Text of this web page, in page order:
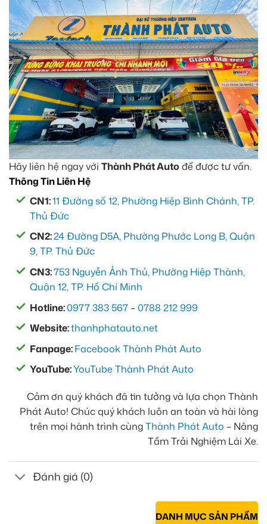
Hãy liên hệ ngay với Thành Phát Auto để được tư vấn.
Thông Tin Liên Hệ
CN1:11 Đường số 12, Phường Hiệp Bình Chánh, TP.
Thủ Đức
CN2:24 Đường D5A, Phường Phước Long B, Quận
9, TP. Thủ Đức
CN3:753 Nguyễn Ảnh Thủ, Phường Hiệp Thành,
Quận 12, TP. Hồ Chí Minh
Hotline:0977 383 567 –0788 212 999
Website:thanhphatauto.net
Fanpage:Facebook Thành Phát Auto
YouTube:YouTube Thành Phát Auto
Cảm ơn quý khách đã tin tưởng và lựa chọn Thành
Phát Auto! Chúc quý khách luôn an toàn và hài lòng
trên mọi hành trình cùngThành Phát Auto – Nâng
Tầm Trải Nghiệm Lái Xe.
Đánh giá (0)
DANH MỤC SẢN PHẨM